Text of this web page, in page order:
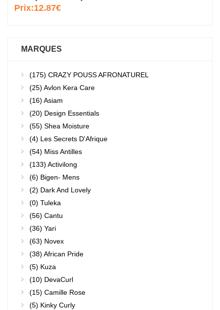
Prix:12.87€
MARQUES
(175) CRAZY POUSS AFRONATUREL
(25) Avlon Kera Care
(16) Asiam
(20) Design Essentials
(55) Shea Moisture
(4) Les Secrets D'Afrique
(54) Miss Antilles
(133) Activilong
(6) Bigen- Mens
(2) Dark And Lovely
(0) Tuleka
(56) Cantu
(36) Yari
(63) Novex
(38) African Pride
(5) Kuza
(10) DevaCurl
(15) Camille Rose
(5) Kinky Curly